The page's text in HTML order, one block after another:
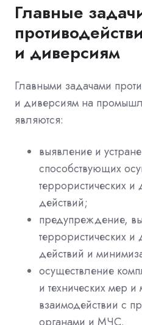
Главные
и диверсиям
Главными задачами
и диверсиям на
являются:
выявление и
способствующих
террористических
действий;
предупреждение,
террористических
действий и
осуществление
и технических мер
взаимодействии с